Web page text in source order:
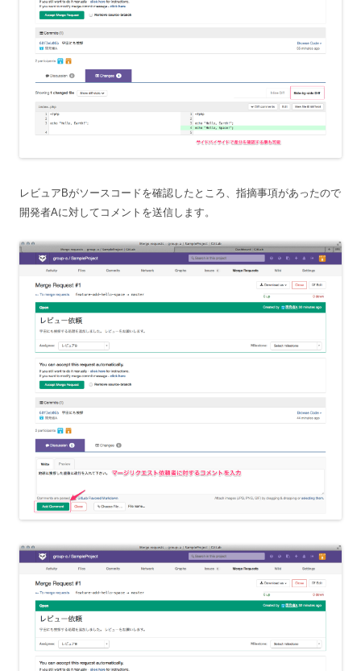
レビュアBがソースコードを確認したところ、指摘事項があったので
開発者Aに対してコメントを送信します。